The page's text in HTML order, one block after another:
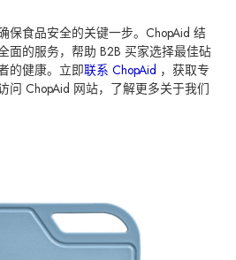
保食品安全的关键一步。ChopAid 结
面的服务，帮助 B2B 买家选择最佳砧
的健康。立即联系 ChopAid ，获取专
问 ChopAid 网站，了解更多关于我们